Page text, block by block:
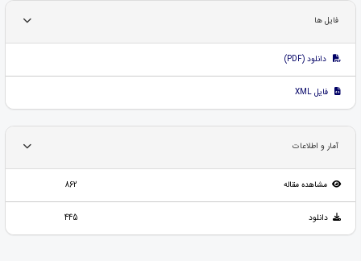
فایل ها
دانلود (PDF)
فایل XML
آمار و اطلاعات
مشاهده مقاله 862
دانلود 445